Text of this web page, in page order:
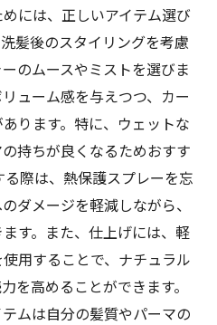
には、正しいアイテム選び
髪後のスタイリングを考慮
のムースやミストを選びま
ューム感を与えつつ、カー
ります。特に、ウェットな
持ちが良くなるためおすす
際は、熱保護スプレーを忘
ダメージを軽減しながら、
す。また、仕上げには、軽
用することで、ナチュラル
を高めることができます。
ムは自分の髪質やパーマの